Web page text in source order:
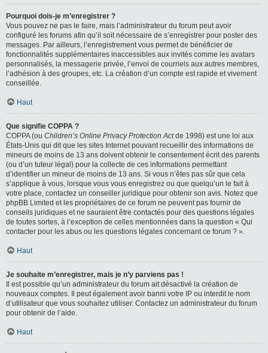
Pourquoi dois-je m’enregistrer ?
Vous pouvez ne pas le faire, mais l’administrateur du forum peut avoir
configuré les forums afin qu’il soit nécessaire de s’enregistrer pour poster des
messages. Par ailleurs, l’enregistrement vous permet de bénéficier de
fonctionnalités supplémentaires inaccessibles aux invités comme les avatars
personnalisés, la messagerie privée, l’envoi de courriels aux autres membres,
l’adhésion à des groupes, etc. La création d’un compte est rapide et vivement
conseillée.
Haut
Que signifie COPPA ?
COPPA (ou Children’s Online Privacy Protection Actde 1998) est une loi aux
États-Unis qui dit que les sites Internet pouvant recueillir des informations de
mineurs de moins de 13 ans doivent obtenir le consentement écrit des parents
(ou d’un tuteur légal) pour la collecte de ces informations permettant
d’identifier un mineur de moins de 13 ans. Si vous n’êtes pas sûr que cela
s’applique à vous, lorsque vous vous enregistrez ou que quelqu’un le fait à
votre place, contactez un conseiller juridique pour obtenir son avis. Notez que
phpBB Limited et les propriétaires de ce forum ne peuvent pas fournir de
conseils juridiques et ne sauraient être contactés pour des questions légales
de toutes sortes, à l’exception de celles mentionnées dans la question « Qui
contacter pour les abus ou les questions légales concernant ce forum ? ».
Haut
Je souhaite m’enregistrer, mais je n’y parviens pas !
Il est possible qu’un administrateur du forum ait désactivé la création de
nouveaux comptes. Il peut également avoir banni votre IP ou interdit le nom
d’utilisateur que vous souhaitez utiliser. Contactez un administrateur du forum
pour obtenir de l’aide.
Haut